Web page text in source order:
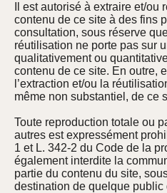
Il est autorisé à extraire et/ou
contenu de ce site à des fins
consultation, sous réserve
réutilisation ne porte pas sur
qualitativement ou
contenu de ce site. En outre,
l’extraction et/ou la
même non substantiel, de ce
Toute reproduction totale ou
autres est expressément
1 et L. 342-2 du Code de la
également interdite la
partie du contenu du site,
destination de quelque public